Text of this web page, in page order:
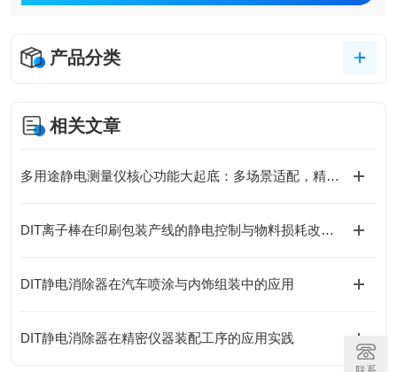
产品分类
相关文章
多用途静电测量仪核心功能大起底：多场景适配，精准掌控静电动态！
DIT离子棒在印刷包装产线的静电控制与物料损耗改善实践
DIT静电消除器在汽车喷涂与内饰组装中的应用
DIT静电消除器在精密仪器装配工序的应用实践